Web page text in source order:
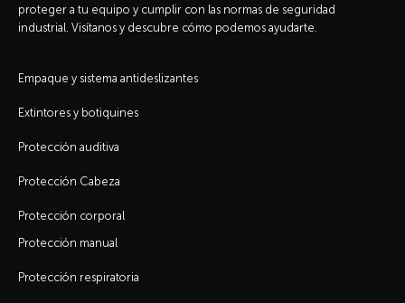
proteger a tu equipo y cumplir con las normas de seguridad
industrial. Visítanos y descubre cómo podemos ayudarte.
Empaque y sistema antideslizantes
Extintores y botiquines
Protección auditiva
Protección Cabeza
Protección corporal
Protección manual
Protección respiratoria